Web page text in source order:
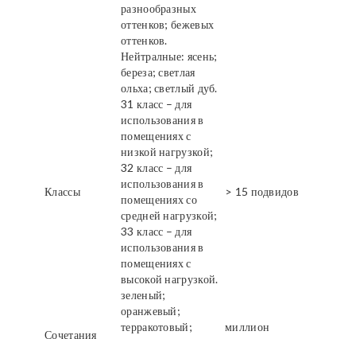
разнообразных
оттенков; бежевых
оттенков.
Нейтралные: ясень;
береза; светлая
ольха; светлый дуб.
Классы
31 класс – для
использования в
помещениях с
низкой нагрузкой;
32 класс – для
использования в
помещениях со
средней нагрузкой;
33 класс – для
использования в
помещениях с
высокой нагрузкой.
> 15 подвидов
Сочетания
зеленый;
оранжевый;
терракотовый;
миллион